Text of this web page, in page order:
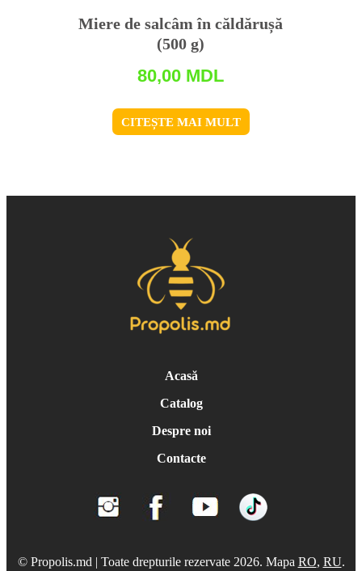
Miere de salсâm în căldărușă
(500 g)
80,00 MDL
CITEȘTE MAI MULT
Acasă
Catalog
Despre noi
Contacte
© Propolis.md | Toate drepturile rezervate 2026. Mapa RO, RU.